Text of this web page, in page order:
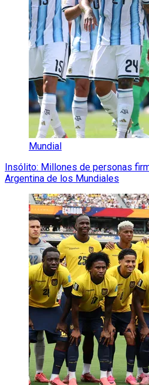
Mundial
Insólito: Millones de personas
Argentina de los Mundiales